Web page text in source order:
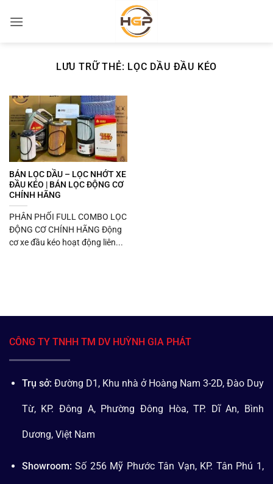
qua
LƯU TRỮ THẺ: LỌC DẦU ĐẦU KÉO
BÁN LỌC DẦU – LỌC NHỚT XE
ĐẦU KÉO | BÁN LỌC ĐỘNG CƠ
CHÍNH HÃNG
PHÂN PHỐI FULL COMBO LỌC
ĐỘNG CƠ CHÍNH HÃNG Động
cơ xe đầu kéo hoạt động liên...
CÔNG TY TNHH TM DV HUỲNH GIA PHÁT
Trụ sở: Đường D1, Khu nhà ở Hoàng Nam 3-2D, Đào Duy
Từ, KP. Đông A, Phường Đông Hòa, TP. Dĩ An, Bình
Dương, Việt Nam
Showroom: Số 256 Mỹ Phước Tân Vạn, KP. Tân Phú 1,